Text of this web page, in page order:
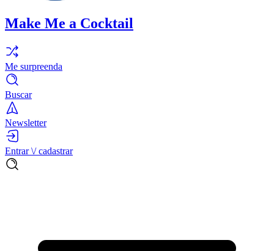
Make Me a Cocktail
Me surpreenda
Buscar
Newsletter
Entrar \/ cadastrar